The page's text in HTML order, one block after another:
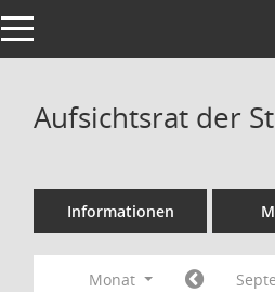
Toggle navigation
Aufsichtsrat der
Informationen
Monat